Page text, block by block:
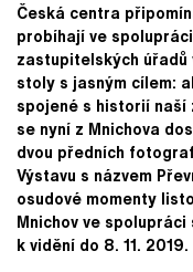
Česká centra
probíhají ve
zastupitelských
stoly s jasným cílem:
spojené s historií naší
se nyní z Mnichova
dvou předních
Výstavu s názvem
osudové momenty
Mnichov ve
k vidění do 8. 11. 2019.